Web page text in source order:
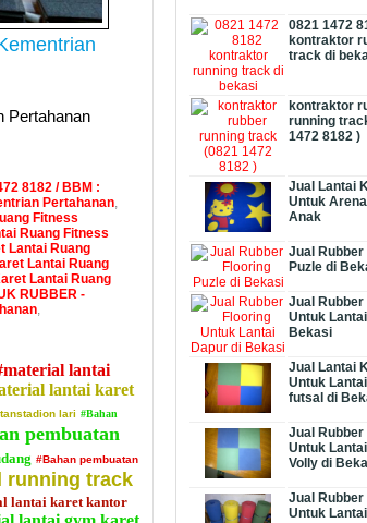
Pertahanan
8182 / BBM :
Pertahanan,
Fitness
Ruang Fitness
Lantai Ruang
Lantai Ruang
Lantai Ruang
RUBBER -
,
lantai
lantai karet
lari #Bahan
pembuatan
#Bahan pembuatan
running track
lantai karet kantor
0821 1472
kontraktor
track di
kontraktor
running
1472 8182 )
Jual Lantai
Untuk
Anak
Jual Rubber
Puzle di
Jual Rubber
Untuk
Bekasi
Jual Lantai
Untuk
futsal di
Jual Rubber
Untuk
Volly di
Jual Rubber
Untuk